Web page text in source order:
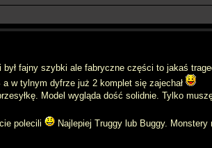
fajny szybki ale fabryczne części to jakaś
w tylnym dyfrze już 2 komplet się zajechał
Model wygląda dość solidnie. Tylko
polecili Najlepiej Truggy lub Buggy.